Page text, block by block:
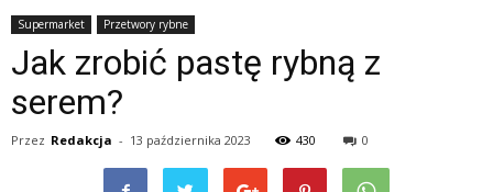
Supermarket Przetwory rybne
Jak zrobić pastę rybną z
serem?
Przez Redakcja - 13 października 2023 430 0